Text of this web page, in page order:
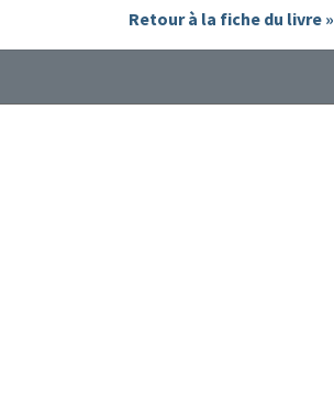
Retour à la fiche du livre »